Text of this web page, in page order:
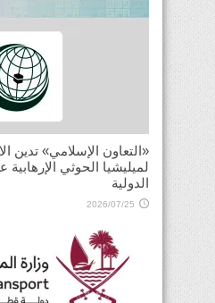
«التعاون الإسلامي» تدين
لميليشيا الحوثي الإرهابية
الدولية
2026/07/25